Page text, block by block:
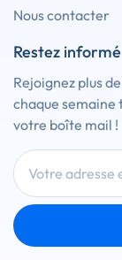
Nous contacter
Restez informé
Rejoignez plus
chaque semaine
votre boîte mail !